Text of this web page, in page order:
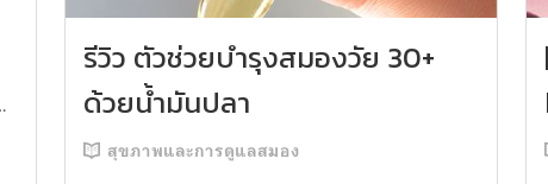
รีวิว ตัวช่วยบำรุงสมองวัย 30+
ด้วยน้ำมันปลา
สุขภาพและการดูแลสมอง